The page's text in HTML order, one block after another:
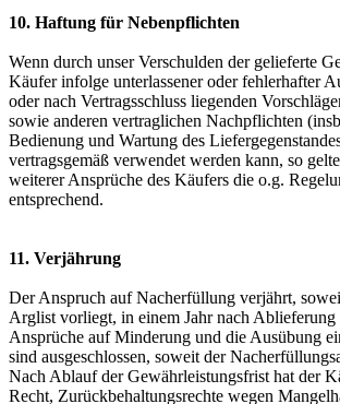
10. Haftung für Nebenpflichten
Wenn durch unser Verschulden der gelieferte
Käufer infolge unterlassener oder fehlerhafter
oder nach Vertragsschluss liegenden
sowie anderen vertraglichen Nachpflichten
Bedienung und Wartung des
vertragsgemäß verwendet werden kann, so
weiterer Ansprüche des Käufers die o.g.
entsprechend.
11. Verjährung
Der Anspruch auf Nacherfüllung verjährt,
Arglist vorliegt, in einem Jahr nach
Ansprüche auf Minderung und die Ausübung
sind ausgeschlossen, soweit der
Nach Ablauf der Gewährleistungsfrist hat der
Recht, Zurückbehaltungsrechte wegen